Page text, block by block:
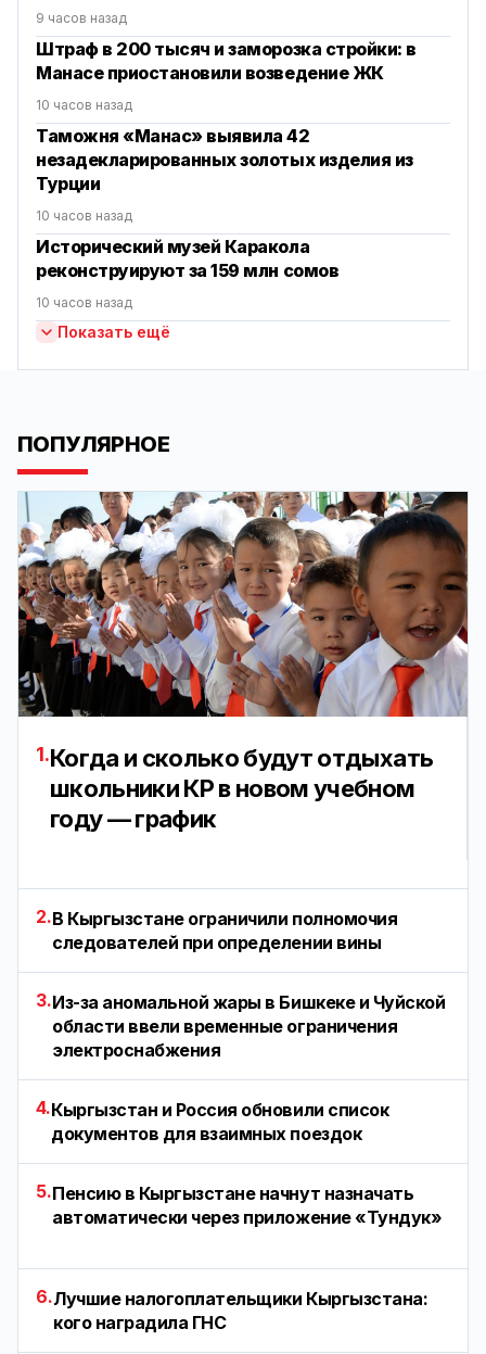
9 часов назад
Штраф в 200 тысяч и заморозка стройки: в
Манасе приостановили возведение ЖК
10 часов назад
Таможня «Манас» выявила 42
незадекларированных золотых изделия из
Турции
10 часов назад
Исторический музей Каракола
реконструируют за 159 млн сомов
10 часов назад
Показать ещё
ПОПУЛЯРНОЕ
1.Когда и сколько будут отдыхать
школьники КР в новом учебном
году — график
2.В Кыргызстане ограничили полномочия
следователей при определении вины
3.Из-за аномальной жары в Бишкеке и Чуйской
области ввели временные ограничения
электроснабжения
4.Кыргызстан и Россия обновили список
документов для взаимных поездок
5.Пенсию в Кыргызстане начнут назначать
автоматически через приложение «Тундук»
6.Лучшие налогоплательщики Кыргызстана:
кого наградила ГНС